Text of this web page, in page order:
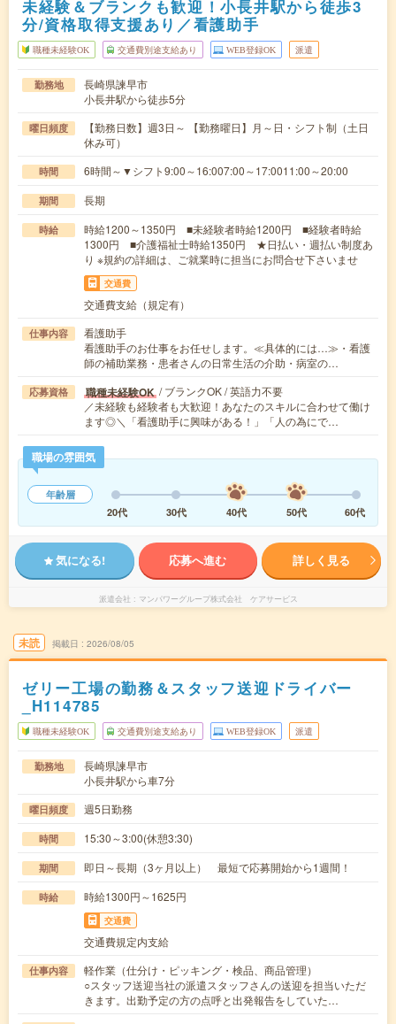
未経験＆ブランクも歓迎！小長井駅から徒歩3
分/資格取得支援あり／看護助手
職種未経験OK 交通費別途支給あり WEB登録OK 派遣
勤務地
長崎県諫早市
小長井駅から徒歩5分
曜日頻度
【勤務日数】週3日～ 【勤務曜日】月～日・シフト制（土日
休み可）
時間 6時間～▼シフト9:00～16:007:00～17:0011:00～20:00
期間 長期
時給
時給1200～1350円 ■未経験者時給1200円 ■経験者時給
1300円 ■介護福祉士時給1350円 ★日払い・週払い制度あ
り ※規約の詳細は、ご就業時に担当にお問合せ下さいませ
交通費
交通費支給（規定有）
仕事内容
看護助手
看護助手のお仕事をお任せします。≪具体的には…≫・看護
師の補助業務・患者さんの日常生活の介助・病室の…
応募資格 職種未経験OK / ブランクOK / 英語力不要
／未経験も経験者も大歓迎！あなたのスキルに合わせて働け
ます◎＼「看護助手に興味がある！」「人の為にで…
職場の雰囲気
年齢層
20代
30代 40代 50代 60代
気になる! 応募へ進む 詳しく見る
派遣会社 マンパワーグループ株式会社 ケアサービス
未読 掲載日 2026/08/05
ゼリー工場の勤務＆スタッフ送迎ドライバー
_H114785
職種未経験OK 交通費別途支給あり WEB登録OK 派遣
勤務地
長崎県諫早市
小長井駅から車7分
曜日頻度 週5日勤務
時間 15:30～3:00(休憩3:30)
期間 即日～長期（3ヶ月以上） 最短で応募開始から1週間！
時給 時給1300円～1625円
交通費
交通費規定内支給
仕事内容
軽作業（仕分け・ピッキング・検品、商品管理）
○スタッフ送迎当社の派遣スタッフさんの送迎を担当いただ
きます。出勤予定の方の点呼と出発報告をしていた…